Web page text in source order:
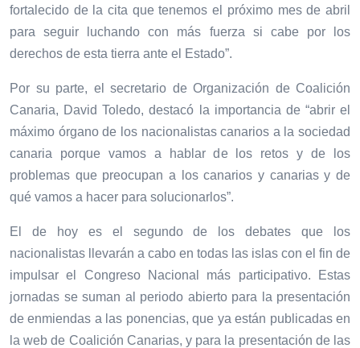
fortalecido de la cita que tenemos el próximo mes de abril
para seguir luchando con más fuerza si cabe por los
derechos de esta tierra ante el Estado”.
Por su parte, el secretario de Organización de Coalición
Canaria, David Toledo, destacó la importancia de “abrir el
máximo órgano de los nacionalistas canarios a la sociedad
canaria porque vamos a hablar de los retos y de los
problemas que preocupan a los canarios y canarias y de
qué vamos a hacer para solucionarlos”.
El de hoy es el segundo de los debates que los
nacionalistas llevarán a cabo en todas las islas con el fin de
impulsar el Congreso Nacional más participativo. Estas
jornadas se suman al periodo abierto para la presentación
de enmiendas a las ponencias, que ya están publicadas en
la web de Coalición Canarias, y para la presentación de las